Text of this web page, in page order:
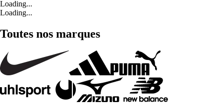
Loading...
Loading...
Toutes nos marques